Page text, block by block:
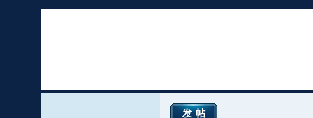
发帖